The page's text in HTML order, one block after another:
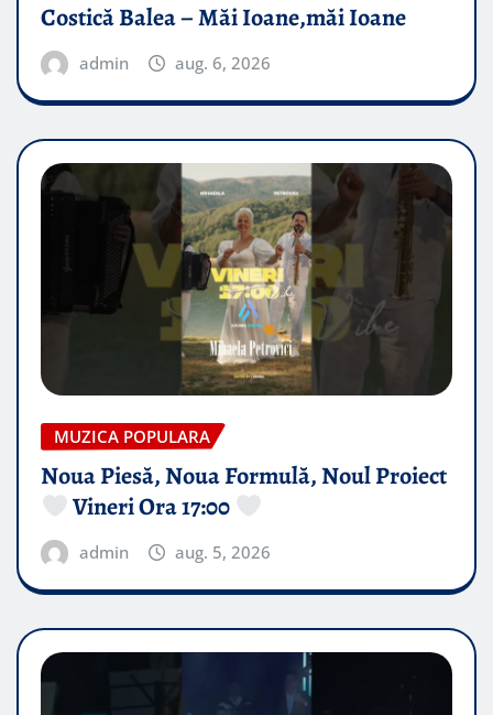
Costică Balea – Măi Ioane,măi Ioane
admin aug. 6, 2026
MUZICA POPULARA
Noua Piesă, Noua Formulă, Noul Proiect
Vineri Ora 17:00
admin aug. 5, 2026